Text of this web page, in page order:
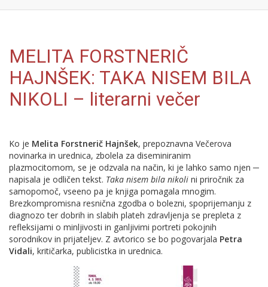
MELITA FORSTNERIČ
HAJNŠEK: TAKA NISEM BILA
NIKOLI – literarni večer
Ko je Melita Forstnerič Hajnšek, prepoznavna Večerova
novinarka in urednica, zbolela za diseminiranim
plazmocitomom, se je odzvala na način, ki je lahko samo njen ─
napisala je odličen tekst. Taka nisem bila nikoli ni priročnik za
samopomoč, vseeno pa je knjiga pomagala mnogim.
Brezkompromisna resnična zgodba o bolezni, spoprijemanju z
diagnozo ter dobrih in slabih plateh zdravljenja se prepleta z
refleksijami o minljivosti in ganljivimi portreti pokojnih
sorodnikov in prijateljev. Z avtorico se bo pogovarjala Petra
Vidali, kritičarka, publicistka in urednica.